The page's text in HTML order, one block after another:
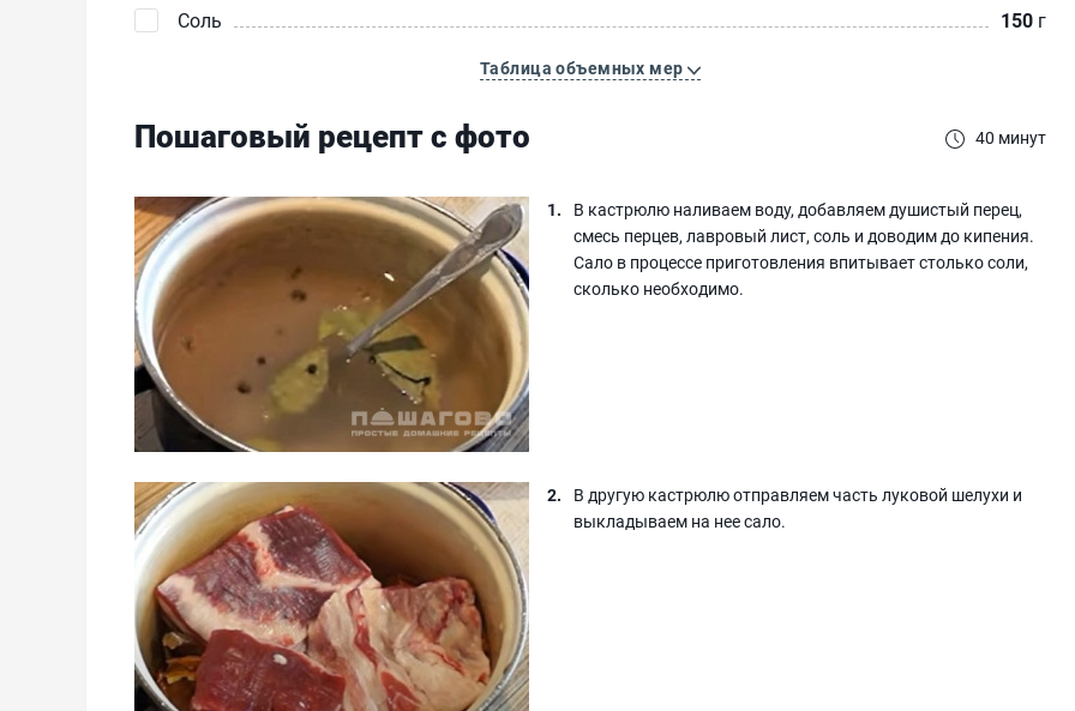
Соль
150 г
Таблица объемных мер
Пошаговый рецепт с фото 40 минут
В кастрюлю наливаем воду, добавляем душистый перец,
смесь перцев, лавровый лист, соль и доводим до кипения.
Сало в процессе приготовления впитывает столько соли,
сколько необходимо.
В другую кастрюлю отправляем часть луковой шелухи и
выкладываем на нее сало.